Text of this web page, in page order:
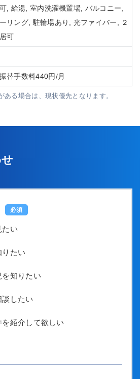
, 給湯, 室内洗濯機置場, バルコニー,
リング, 駐輪場あり, 光ファイバー, ２
可
替手数料440円/月
ある場合は、現状優先となります。